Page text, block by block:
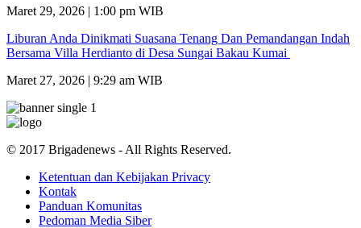
Maret 29, 2026 | 1:00 pm WIB
Liburan Anda Dinikmati Suasana Tenang Dan Pemandangan Indah
Bersama Villa Herdianto di Desa Sungai Bakau Kumai
Maret 27, 2026 | 9:29 am WIB
© 2017 Brigadenews - All Rights Reserved.
Ketentuan dan Kebijakan Privacy
Kontak
Panduan Komunitas
Pedoman Media Siber